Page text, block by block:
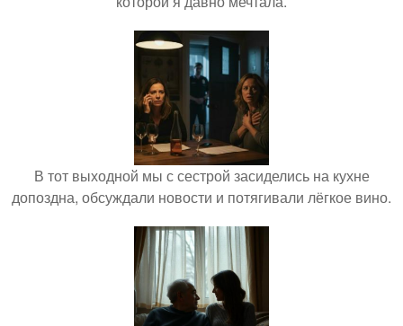
В тот выходной мы с сестрой засиделись на кухне
допоздна, обсуждали новости и потягивали лёгкое вино.